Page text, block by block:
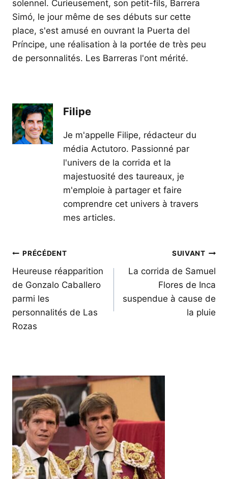
solennel. Curieusement, son petit-fils, Barrera
Simó, le jour même de ses débuts sur cette
place, s'est amusé en ouvrant la Puerta del
Príncipe, une réalisation à la portée de très peu
de personnalités. Les Barreras l'ont mérité.
Filipe
Je m'appelle Filipe, rédacteur du
média Actutoro. Passionné par
l'univers de la corrida et la
majestuosité des taureaux, je
m'emploie à partager et faire
comprendre cet univers à travers
mes articles.
Navigation
de
l’article
PRÉCÉDENT
Heureuse réapparition
de Gonzalo Caballero
parmi les
personnalités de Las
Rozas
SUIVANT
La corrida de Samuel
Flores de Inca
suspendue à cause de
la pluie